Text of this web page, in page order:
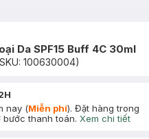
Da SPF15 Buff 4C 30ml
100630004)
nay (Miễn phí). Đặt hàng trong
bước thanh toán. Xem chi tiết